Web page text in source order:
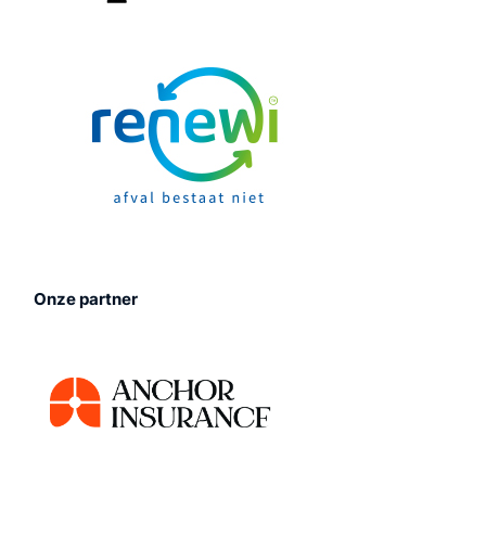
Onzepartner